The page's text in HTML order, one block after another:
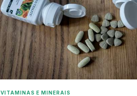
VITAMINAS E MINERAIS